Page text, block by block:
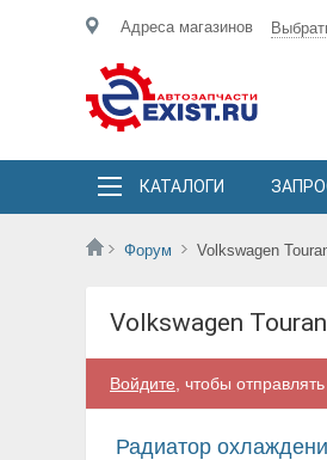
Адреса магазинов
КАТАЛОГИ
Форум Volkswagen
Volkswagen Touran
Войдите , чтобы
Радиатор